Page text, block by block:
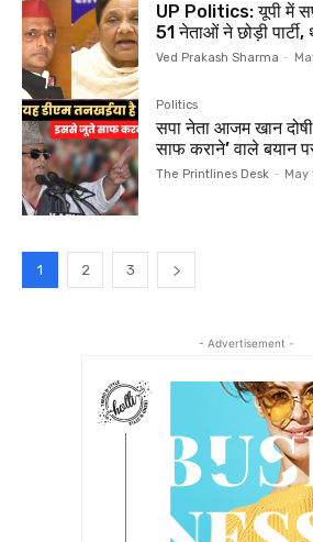
UP Politics: यूपी में
51 नेताओं ने छोड़ी
Ved Prakash Sharma -
Politics
सपा नेता आजम खान
साफ कराने’ वाले बयान
The Printlines Desk - May
1 2 3
- Advertisement -